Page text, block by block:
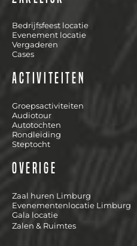
Bedrijfsfeest locatie
Evenement locatie
Vergaderen
Cases
Activiteiten
Groepsactiviteiten
Audiotour
Autotochten
Rondleiding
Steptocht
Overige
Zaal huren Limburg
Evenementenlocatie Limburg
Gala locatie
Zalen & Ruimtes